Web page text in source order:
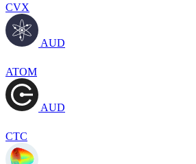
CVX
AUD
ATOM
AUD
CTC